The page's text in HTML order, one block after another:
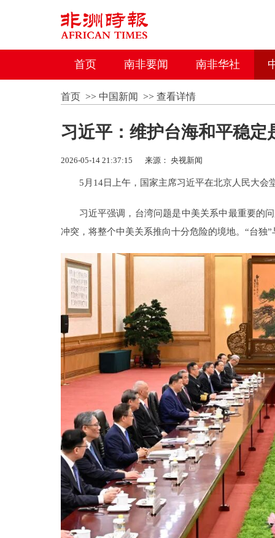
首页 南非要闻 南非华社
首页>> 中国新闻 >> 查看详情
习近平：维护台海和平稳定
2026-05-14 21:37:15 来源： 央视新闻
5月14日上午，国家主席习近平在北京人民大
习近平强调，台湾问题是中美关系中最重要的
冲突，将整个中美关系推向十分危险的境地。“台独